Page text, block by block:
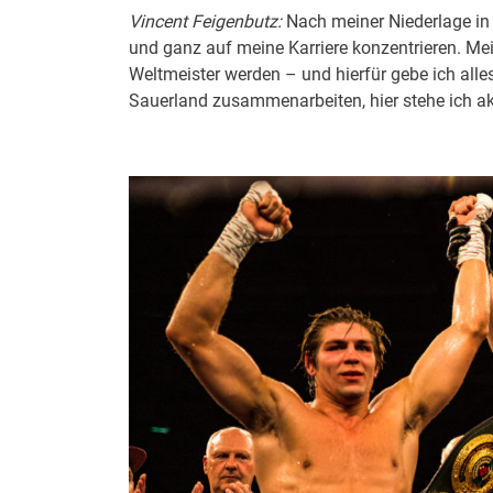
Vincent Feigenbutz: Nach meiner Niederlage
und ganz auf meine Karriere konzentrieren.
Weltmeister werden – und hierfür gebe ich
Sauerland zusammenarbeiten, hier stehe ich